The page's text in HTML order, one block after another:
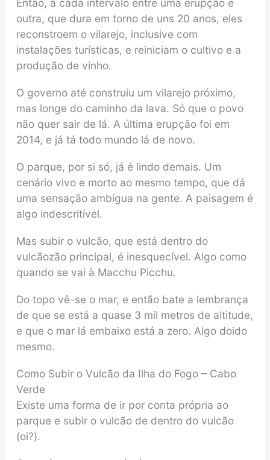
Então, a cada intervalo entre uma erupção e
outra, que dura em torno de uns 20 anos, eles
reconstroem o vilarejo, inclusive com
instalações turísticas, e reiniciam o cultivo e a
produção de vinho.
O governo até construiu um vilarejo próximo,
mas longe do caminho da lava. Só que o povo
não quer sair de lá. A última erupção foi em
2014, e já tá todo mundo lá de novo.
O parque, por si só, já é lindo demais. Um
cenário vivo e morto ao mesmo tempo, que dá
uma sensação ambígua na gente. A paisagem é
algo indescritível.
Mas subir o vulcão, que está dentro do
vulcãozão principal, é inesquecível. Algo como
quando se vai à Macchu Picchu.
Do topo vê-se o mar, e então bate a lembrança
de que se está a quase 3 mil metros de altitude,
e que o mar lá embaixo está a zero. Algo doido
mesmo.
Como Subir o Vulcão da Ilha do Fogo – Cabo
Verde
Existe uma forma de ir por conta própria ao
parque e subir o vulcão de dentro do vulcão
(oi?).